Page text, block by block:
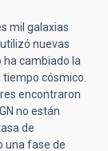
mil galaxias
nuevas
ha cambiado la
tiempo cósmico.
encontraron
no están
de
una fase de